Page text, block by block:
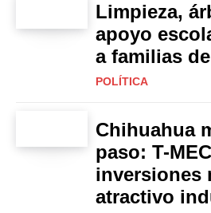
Limpieza,
apoyo
a familias
POLÍTICA
Chihuahua
paso: T-
inversiones
atractivo